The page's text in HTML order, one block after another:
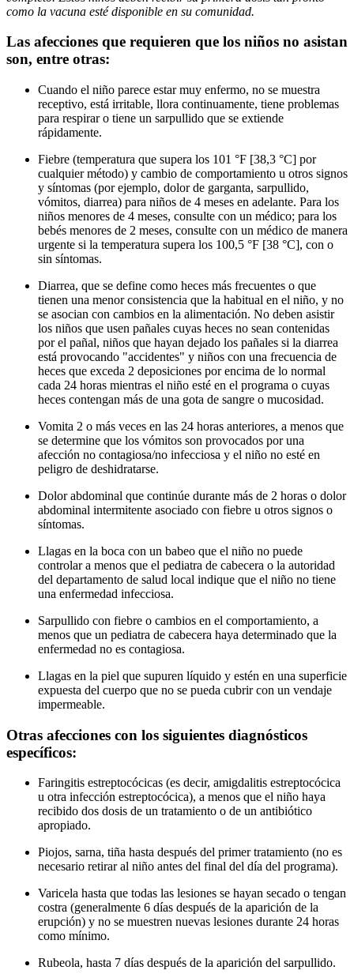
como la vacuna esté disponible en su comunidad.
Las afecciones que requieren que los niños no asistan
son, entre otras:
Cuando el niño parece estar muy enfermo, no se muestra
receptivo, está irritable, llora continuamente, tiene problemas
para respirar o tiene un sarpullido que se extiende
rápidamente.
Fiebre (temperatura que supera los 101 °F [38,3 °C] por
cualquier método) y cambio de comportamiento u otros signos
y síntomas (por ejemplo, dolor de garganta, sarpullido,
vómitos, diarrea) para niños de 4 meses en adelante. Para los
niños menores de 4 meses, consulte con un médico; para los
bebés menores de 2 meses, consulte con un médico de manera
urgente si la temperatura supera los 100,5 °F [38 °C], con o
sin síntomas.
Diarrea, que se define como heces más frecuentes o que
tienen una menor consistencia que la habitual en el niño, y no
se asocian con cambios en la alimentación. No deben asistir
los niños que usen pañales cuyas heces no sean contenidas
por el pañal, niños que hayan dejado los pañales si la diarrea
está provocando "accidentes" y niños con una frecuencia de
heces que exceda 2 deposiciones por encima de lo normal
cada 24 horas mientras el niño esté en el programa o cuyas
heces contengan más de una gota de sangre o mucosidad.
Vomita 2 o más veces en las 24 horas anteriores, a menos que
se determine que los vómitos son provocados por una
afección no contagiosa/no infecciosa y el niño no esté en
peligro de deshidratarse.
Dolor abdominal que continúe durante más de 2 horas o dolor
abdominal intermitente asociado con fiebre u otros signos o
síntomas.
Llagas en la boca con un babeo que el niño no puede
controlar a menos que el pediatra de cabecera o la autoridad
del departamento de salud local indique que el niño no tiene
una enfermedad infecciosa.
Sarpullido con fiebre o cambios en el comportamiento, a
menos que un pediatra de cabecera haya determinado que la
enfermedad no es contagiosa.
Llagas en la piel que supuren líquido y estén en una superficie
expuesta del cuerpo que no se pueda cubrir con un vendaje
impermeable.
Otras afecciones con los siguientes diagnósticos
específicos:
Faringitis estreptocócicas (es decir, amigdalitis estreptocócica
u otra infección estreptocócica), a menos que el niño haya
recibido dos dosis de un tratamiento o de un antibiótico
apropiado.
Piojos, sarna, tiña hasta después del primer tratamiento (no es
necesario retirar al niño antes del final del día del programa).
Varicela hasta que todas las lesiones se hayan secado o tengan
costra (generalmente 6 días después de la aparición de la
erupción) y no se muestren nuevas lesiones durante 24 horas
como mínimo.
Rubeola, hasta 7 días después de la aparición del sarpullido.